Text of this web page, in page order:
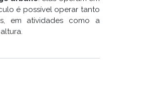
é possível operar tanto
em atividades como a